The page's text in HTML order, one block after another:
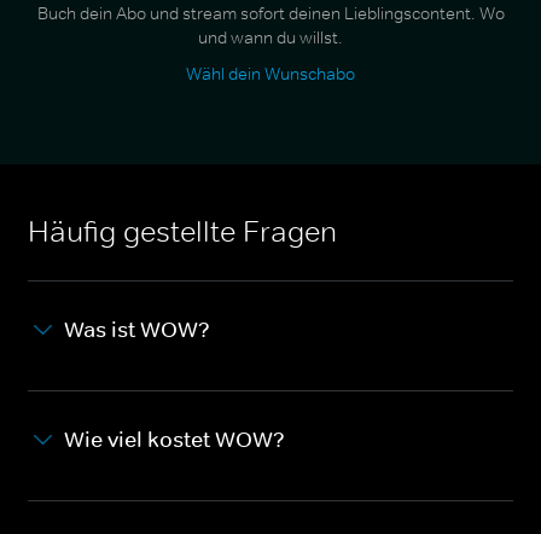
Buch dein Abo und stream sofort deinen Lieblingscontent. Wo
und wann du willst.
Wähl dein Wunschabo
Häufig gestellte Fragen
Was ist WOW?
Wie viel kostet WOW?